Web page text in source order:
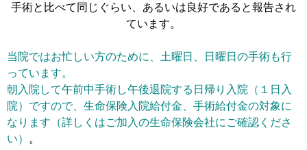
手術と比べて同じぐらい、あるいは良好であると報告され
ています。
当院ではお忙しい方のために、土曜日、日曜日の手術も行
っています。
朝入院して午前中手術し午後退院する日帰り入院（１日入
院）ですので、生命保険入院給付金、手術給付金の対象に
なります（詳しくはご加入の生命保険会社にご確認くださ
い）
。